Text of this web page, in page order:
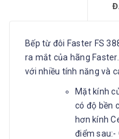
Bếp từ đôi Faster FS
ra mắt của hãng
với nhiều tính năng và
Mặt kính
có độ bền
hơn kính
điểm sau:-